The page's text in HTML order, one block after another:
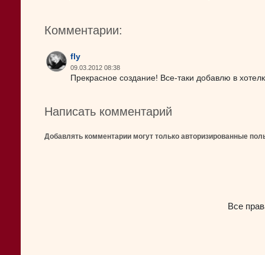
Комментарии:
fly
09.03.2012 08:38
Прекрасное создание! Все-таки добавлю в
Написать комментарий
Добавлять комментарии могут только авторизированные
Все